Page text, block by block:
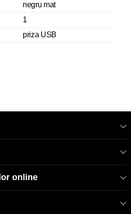
negru mat
1
priza USB
online